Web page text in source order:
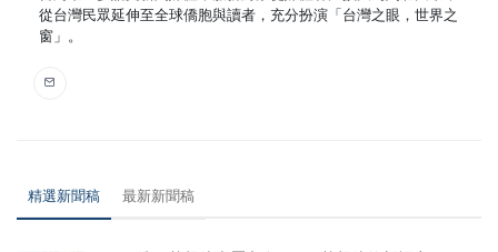
從台灣民眾延伸至全球僑胞與讀者，充分扮演「台灣之眼，世界之
窗」。
精選新聞稿 最新新聞稿